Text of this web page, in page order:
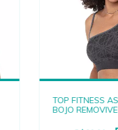
TOP FITNESS
BOJO